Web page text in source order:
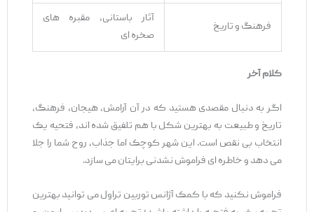
فرهنگ و تاریخ
آثار باستانی، مقبره‌ های
صخره ‌ای
کلام آخر
اگر به دنبال مقصدی هستید که در آن آرامش، هیجان، فرهنگ،
تاریخ و طبیعت به بهترین شکل با هم تلفیق شده ‌اند، فتحیه یک
انتخاب بی ‌نقص است. این شهر کوچک اما جذاب، روح شما را جلا
می ‌دهد و خاطره ‌ای فراموش ‌نشدنی برایتان می ‌سازد.
فراموش نکنید که با کمک آژانس توربین تراول می ‌توانید بهترین